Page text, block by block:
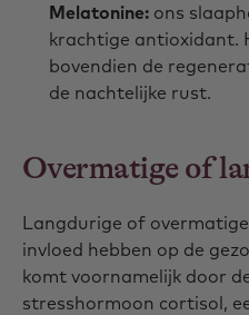
Melatonine: ons
krachtige antioxidant.
bovendien de
de nachtelijke rust.
Overmatige of
Langdurige of
invloed hebben op de
komt voornamelijk door
stresshormoon cortisol,